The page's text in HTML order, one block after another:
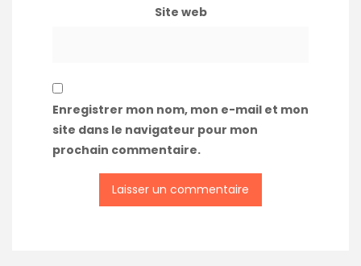
Site web
Enregistrer mon nom, mon e-mail et mon
site dans le navigateur pour mon
prochain commentaire.